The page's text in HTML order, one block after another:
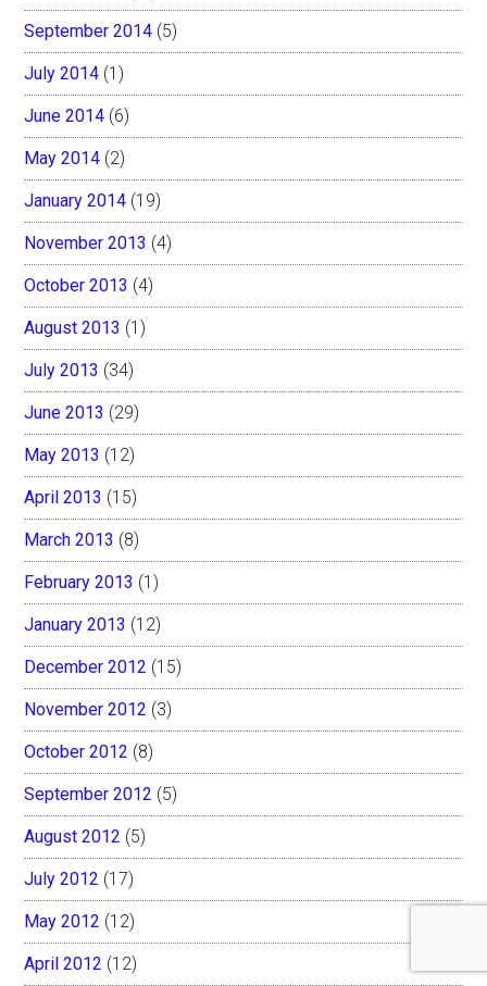
September 2014 (5)
July 2014 (1)
June 2014 (6)
May 2014 (2)
January 2014 (19)
November 2013 (4)
October 2013 (4)
August 2013 (1)
July 2013 (34)
June 2013 (29)
May 2013 (12)
April 2013 (15)
March 2013 (8)
February 2013 (1)
January 2013 (12)
December 2012 (15)
November 2012 (3)
October 2012 (8)
September 2012 (5)
August 2012 (5)
July 2012 (17)
May 2012 (12)
April 2012 (12)